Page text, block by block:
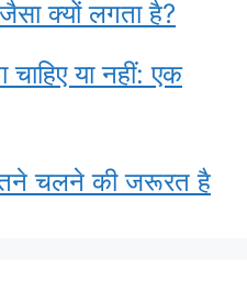
क्यों लगता है?
या नहीं: एक
चलने की जरूरत है